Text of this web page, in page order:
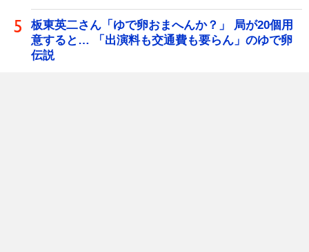
板東英二さん「ゆで卵おまへんか？」 局が20個用
意すると… 「出演料も交通費も要らん」のゆで卵
伝説